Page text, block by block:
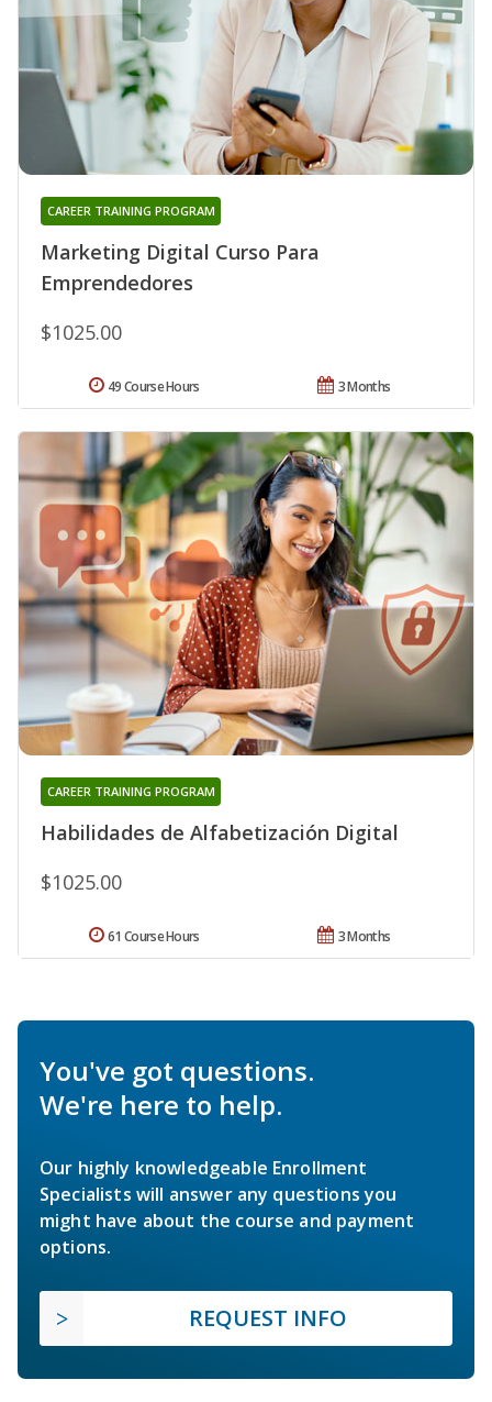
Marketing Digital Curso Para
Emprendedores
CAREER TRAINING PROGRAM
$1025.00
3 Months
49 Course Hours
Habilidades de Alfabetización Digital
CAREER TRAINING PROGRAM
$1025.00
3 Months
61 Course Hours
You've got questions.
We're here to help.
Our highly knowledgeable Enrollment
Specialists will answer any questions you
might have about the course and payment
options.
REQUEST INFO